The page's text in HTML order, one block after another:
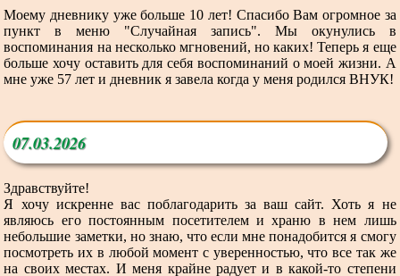
Моему дневнику уже больше 10 лет! Спасибо Вам огромное за
пункт в меню "Случайная запись". Мы окунулись в
воспоминания на несколько мгновений, но каких! Теперь я еще
больше хочу оставить для себя воспоминаний о моей жизни. А
мне уже 57 лет и дневник я завела когда у меня родился ВНУК!
07.03.2026
Здравствуйте!
Я хочу искренне вас поблагодарить за ваш сайт. Хоть я не
являюсь его постоянным посетителем и храню в нем лишь
небольшие заметки, но знаю, что если мне понадобится я смогу
посмотреть их в любой момент с уверенностью, что все так же
на своих местах. И меня крайне радует и в какой-то степени